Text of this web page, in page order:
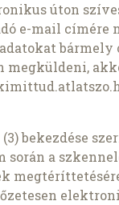
úton
e-mail címére
bármely
megküldeni,
bekezdése
során a